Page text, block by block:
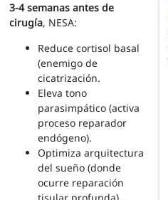
3-4 semanas antes de
cirugía, NESA:
Reduce cortisol basal
(enemigo de
cicatrización.
Eleva tono
parasimpático (activa
proceso reparador
endógeno).
Optimiza arquitectura
del sueño (donde
ocurre reparación
tisular profunda).